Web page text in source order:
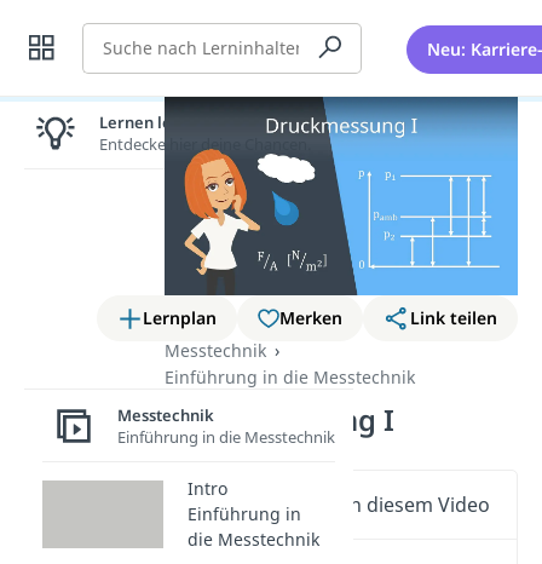
Suche Neu:
Lernplan Merken
Link teilen
Messtechnik
Einführung in die Messtechnik
Druckmessung I
Wichtige Inhalte in diesem Video
Lernen lohnt sich!
Entdecke hier deine Chancen.
Messtechnik
Einführung in die Messtechnik
Intro
Einführung in
die Messtechnik